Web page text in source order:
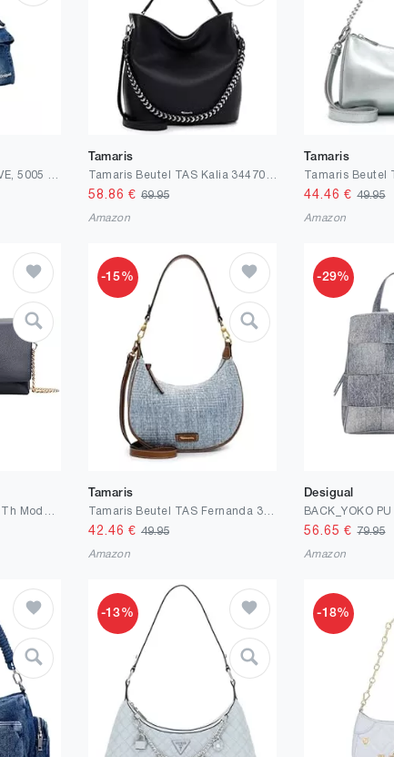
Tamaris
58.86 € 69.95
Amazon
Tamaris
44.46 €49.95
Amazon
-15%
Tamaris
42.46 € 49.95
Amazon
-29%
Desigual
56.65 €79.95
Amazon
-13% -18%